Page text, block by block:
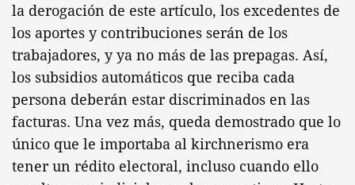
la derogación de este artículo, los excedentes de
los aportes y contribuciones serán de los
trabajadores, y ya no más de las prepagas. Así,
los subsidios automáticos que reciba cada
persona deberán estar discriminados en las
facturas. Una vez más, queda demostrado que lo
único que le importaba al kirchnerismo era
tener un rédito electoral, incluso cuando ello